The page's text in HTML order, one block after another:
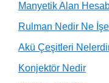
Manyetik Alan
Rulman Nedir Ne
Akü Çeşitleri
Konjektör Nedir